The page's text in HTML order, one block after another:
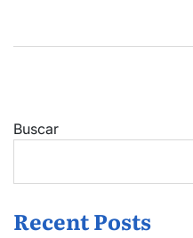
Buscar
Recent Posts